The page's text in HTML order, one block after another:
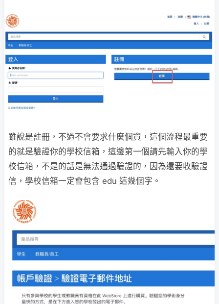
雖說是註冊，不過不會要求什麼個資，這個流程最重要
的就是驗證你的學校信箱，這邊第一個請先輸入你的學
校信箱，不是的話是無法通過驗證的，因為還要收驗證
信，學校信箱一定會包含 edu 這幾個字。